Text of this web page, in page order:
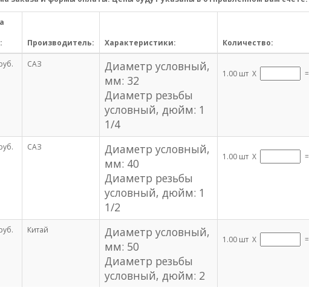
Производитель: Характеристики: Количество:
САЗ
Диаметр условный,
мм: 32
Диаметр резьбы
условный, дюйм: 1
1/4
1.00 шт X =
САЗ
Диаметр условный,
мм: 40
Диаметр резьбы
условный, дюйм: 1
1/2
1.00 шт X =
Китай
Диаметр условный,
мм: 50
Диаметр резьбы
условный, дюйм: 2
1.00 шт X =